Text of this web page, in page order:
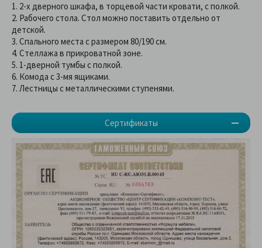
Сертификаты
1. 2-х дверного шкафа, в торцевой части кровати, с полкой.
2. Рабочего стола. Стол можно поставить отдельно от
детской.
3. Спального места с размером 80/190 см.
4. Стеллажа в прикроватной зоне.
5. 1-дверной тумбы с полкой.
6. Комода с 3-мя ящиками.
7. Лестницы с металлическими ступенями.